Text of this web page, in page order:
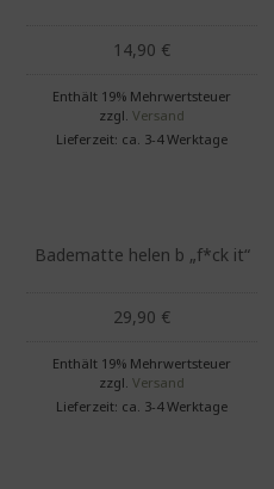
14,90 €
Enthält 19% Mehrwertsteuer
zzgl.Versand
Lieferzeit: ca. 3-4 Werktage
Badematte helen b „f*ck it“
29,90 €
Enthält 19% Mehrwertsteuer
zzgl.Versand
Lieferzeit: ca. 3-4 Werktage